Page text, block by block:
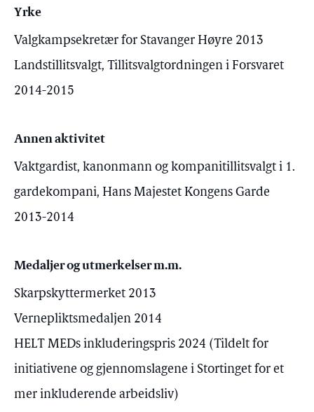
Yrke
Valgkampsekretær for Stavanger Høyre 2013
Landstillitsvalgt, Tillitsvalgtordningen i Forsvaret
2014-2015
Annen aktivitet
Vaktgardist, kanonmann og kompanitillitsvalgt i 1.
gardekompani, Hans Majestet Kongens Garde
2013-2014
Medaljer og utmerkelser m.m.
Skarpskyttermerket 2013
Vernepliktsmedaljen 2014
HELT MEDs inkluderingspris 2024 (Tildelt for
initiativene og gjennomslagene i Stortinget for et
mer inkluderende arbeidsliv)